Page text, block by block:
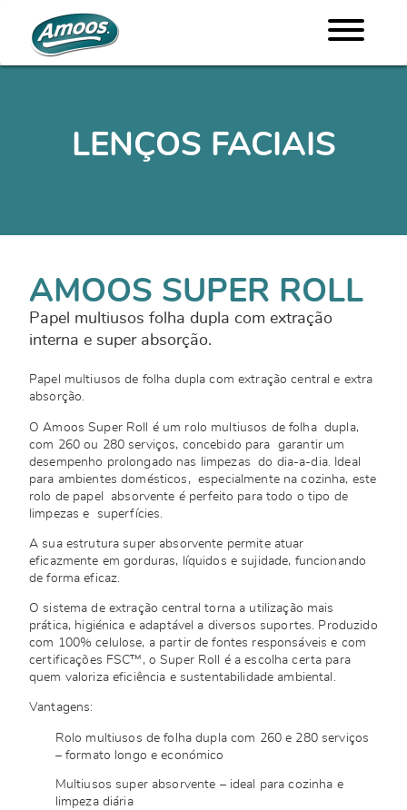
LENÇOS FACIAIS
AMOOS SUPER ROLL
Papel multiusos folha dupla com extração
interna e super absorção.
Papel multiusos de folha dupla com extração central e extra
absorção.
O Amoos Super Roll é um rolo multiusos de folha dupla,
com 260 ou 280 serviços, concebido para garantir um
desempenho prolongado nas limpezas do dia-a-dia. Ideal
para ambientes domésticos, especialmente na cozinha, este
rolo de papel absorvente é perfeito para todo o tipo de
limpezas e superfícies.
A sua estrutura super absorvente permite atuar
eficazmente em gorduras, líquidos e sujidade, funcionando
de forma eficaz.
O sistema de extração central torna a utilização mais
prática, higiénica e adaptável a diversos suportes. Produzido
com 100% celulose, a partir de fontes responsáveis e com
certificações FSC™, o Super Roll é a escolha certa para
quem valoriza eficiência e sustentabilidade ambiental.
Vantagens:
Rolo multiusos de folha dupla com 260 e 280 serviços
– formato longo e económico
Multiusos super absorvente – ideal para cozinha e
limpeza diária